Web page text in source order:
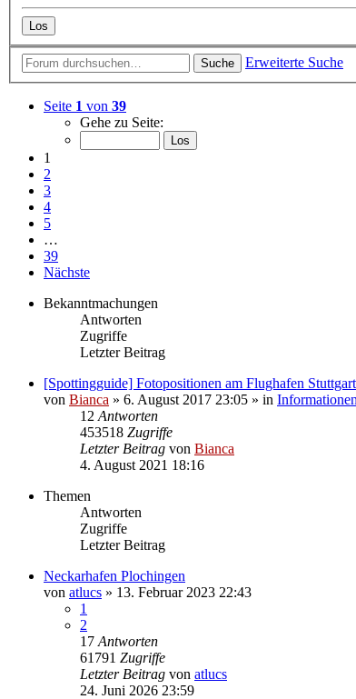
Suche Erweiterte Suche
Seite 1 von 39
Gehe zu Seite:
1
2
3
4
5
…
39
Nächste
Bekanntmachungen
Antworten
Zugriffe
Letzter Beitrag
[Spottingguide] Fotopositionen am Flughafen Stuttgart
von Bianca » 6. August 2017 23:05 » in
12 Antworten
453518 Zugriffe
Letzter Beitrag von Bianca
4. August 2021 18:16
Themen
Antworten
Zugriffe
Letzter Beitrag
Neckarhafen Plochingen
von atlucs » 13. Februar 2023 22:43
1
2
17 Antworten
61791 Zugriffe
Letzter Beitrag von atlucs
24. Juni 2026 23:59